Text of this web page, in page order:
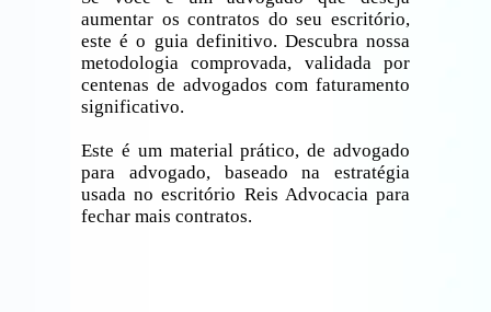
aumentar os contratos do seu escritório,
este é o guia definitivo. Descubra nossa
metodologia comprovada, validada por
centenas de advogados com faturamento
significativo.
Este é um material prático, de advogado
para advogado, baseado na estratégia
usada no escritório Reis Advocacia para
fechar mais contratos.